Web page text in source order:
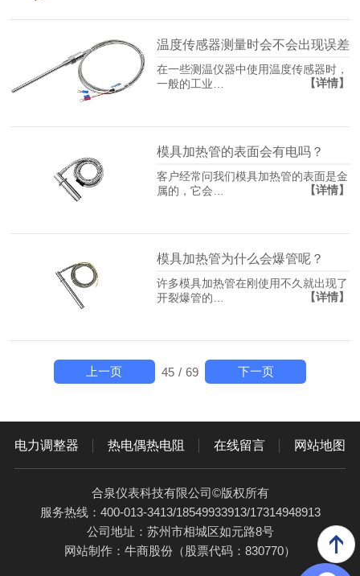
温度传感器测量时会不会出现误差
在一些测温仪器中使用温度传感器时，
一般的工业…
【详情】
模具加热管的表面会有电吗？
客户经常问我们模具加热管的表面是金
属的，它会…
【详情】
模具加热管为什么会爆管呢？
许多模具加热管在刚使用不久就出现了
开裂爆管的…
【详情】
45 / 69
上一页 下一页
电力调整器 热电偶热电阻 在线留言 网站地图
合泉仪表科技有限公司©版权所有
服务热线：400-013-3413/18549933913/17314948913
公司地址：苏州市相城区如元路8号
网站制作： 牛商股份 （股票代码：830770）